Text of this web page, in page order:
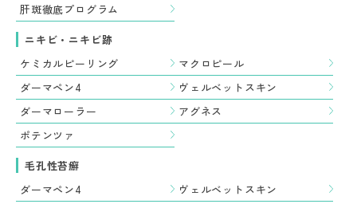
肝斑徹底プログラム
ニキビ・ニキビ跡
ケミカルピーリング
マクロピール
ダーマペン4
ヴェルベットスキン
ダーマローラー
アグネス
ポテンツァ
毛孔性苔癬
ダーマペン4
ヴェルベットスキン